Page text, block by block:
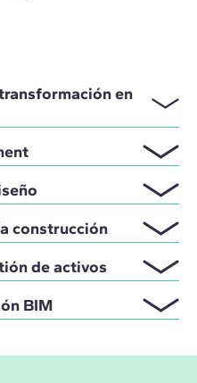
en
construcción
de activos
BIM